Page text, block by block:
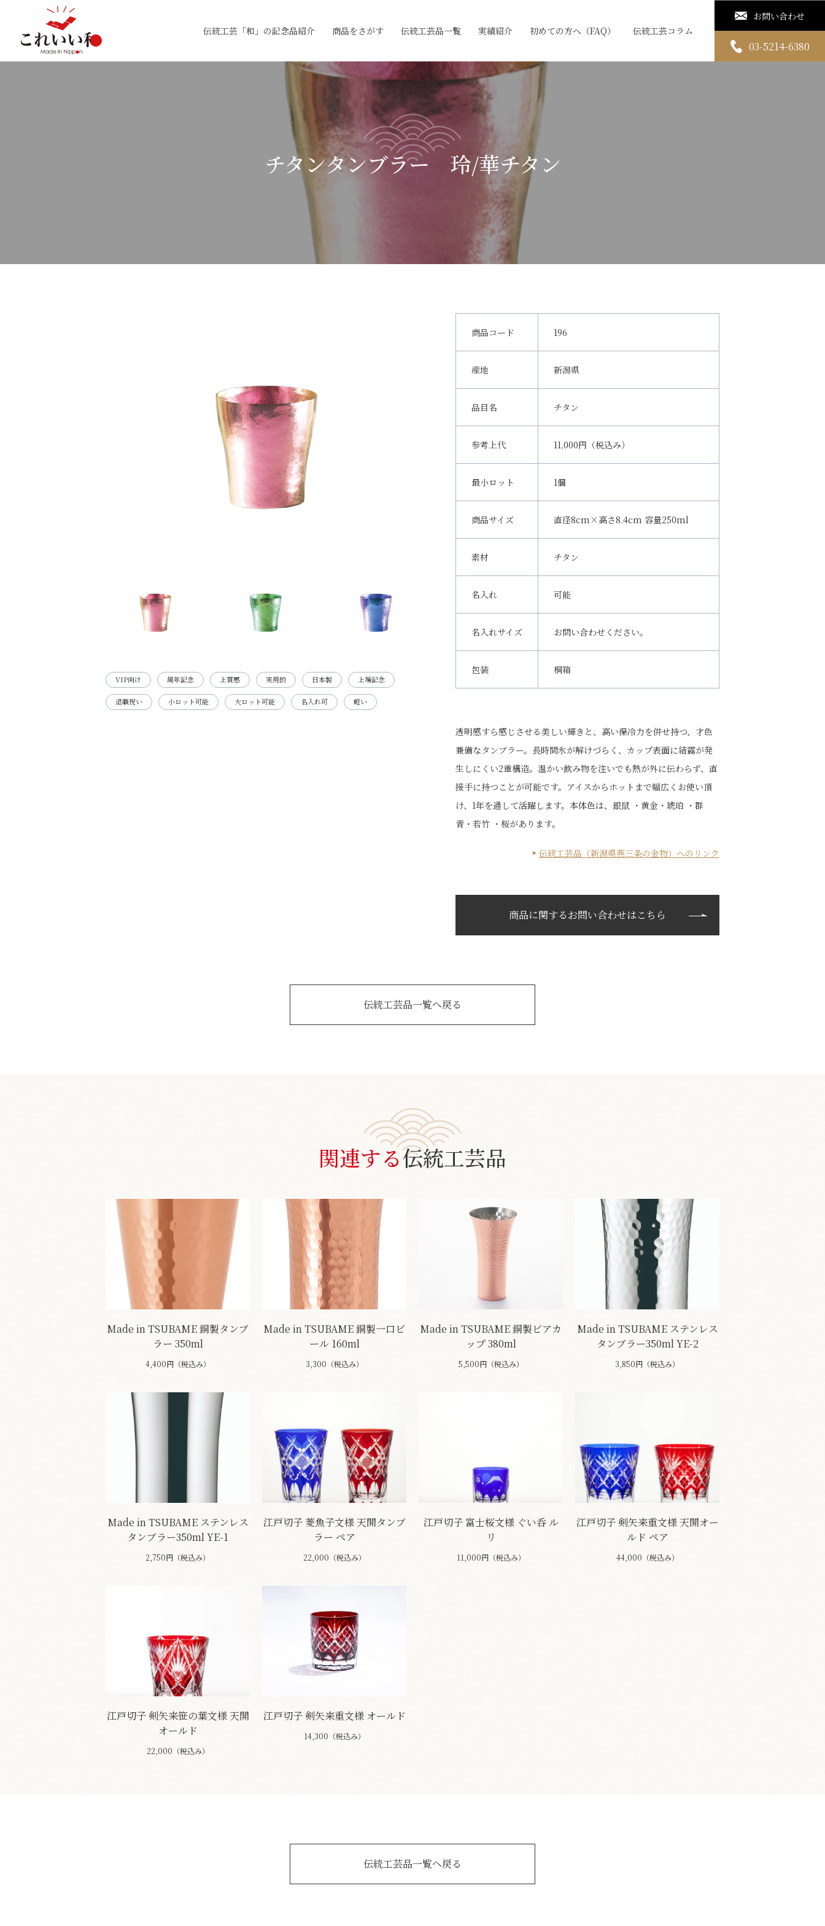
伝統工芸「和」の記念品紹介 商品をさがす 伝統工芸品一覧 実績紹介 初めての方へ（FAQ） 伝統工芸コラム
お問い合わせ
03-5214-6380
チタンタンブラー 玲/華チタン
VIP向け 周年記念 上質感 実用的 日本製 上場記念
退職祝い 小ロット可能 大ロット可能 名入れ可 軽い
商品コード 196
産地 新潟県
品目名 チタン
参考上代 11,000円（税込み）
最小ロット 1個
商品サイズ 直径8cm×高さ8.4cm 容量250ml
素材 チタン
名入れ 可能
名入れサイズ お問い合わせください。
包装 桐箱
透明感すら感じさせる美しい輝きと、高い保冷力を併せ持つ、才色
兼備なタンブラー。長時間氷が解けづらく、カップ表面に結露が発
生しにくい2重構造。温かい飲み物を注いでも熱が外に伝わらず、直
接手に持つことが可能です。アイスからホットまで幅広くお使い頂
け、1年を通して活躍します。本体色は、銀鼠 ・黄金・琥珀 ・群
青・若竹 ・桜があります。
伝統工芸品（新潟県燕三条の金物）へのリンク
商品に関するお問い合わせはこちら
伝統工芸品一覧へ戻る
関連する伝統工芸品
Made in TSUBAME 銅製タンブ
ラー 350ml
4,400円（税込み）
Made in TSUBAME 銅製一口ビ
ール 160ml
3,300（税込み）
Made in TSUBAME 銅製ビアカ
ップ 380ml
5,500円（税込み）
Made in TSUBAME ステンレス
タンブラー350ml YE-2
3,850円（税込み）
Made in TSUBAME ステンレス
タンブラー350ml YE-1
2,750円（税込み）
江戸切子 菱魚子文様 天開タンブ
ラー ペア
22,000（税込み）
江戸切子 富士桜文様 ぐい呑 ル
リ
11,000円（税込み）
江戸切子 剣矢来重文様 天開オー
ルド ペア
44,000（税込み）
江戸切子 剣矢来笹の葉文様 天開
オールド
22,000（税込み）
江戸切子 剣矢来重文様 オールド
14,300（税込み）
伝統工芸品一覧へ戻る